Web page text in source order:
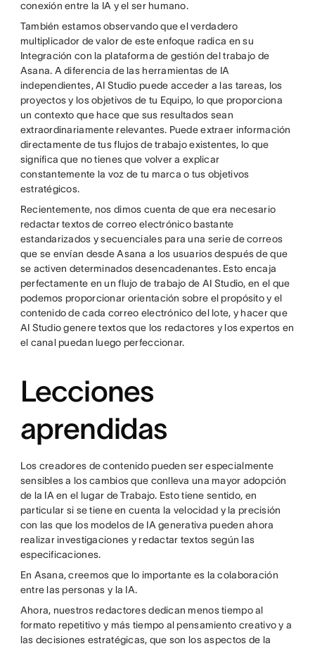
conexión entre la IA y el ser humano.
También estamos observando que el verdadero
multiplicador de valor de este enfoque radica en su
Integración con la plataforma de gestión del trabajo de
Asana. A diferencia de las herramientas de IA
independientes, AI Studio puede acceder a las tareas, los
proyectos y los objetivos de tu Equipo, lo que proporciona
un contexto que hace que sus resultados sean
extraordinariamente relevantes. Puede extraer información
directamente de tus flujos de trabajo existentes, lo que
significa que no tienes que volver a explicar
constantemente la voz de tu marca o tus objetivos
estratégicos.
Recientemente, nos dimos cuenta de que era necesario
redactar textos de correo electrónico bastante
estandarizados y secuenciales para una serie de correos
que se envían desde Asana a los usuarios después de que
se activen determinados desencadenantes. Esto encaja
perfectamente en un flujo de trabajo de AI Studio, en el que
podemos proporcionar orientación sobre el propósito y el
contenido de cada correo electrónico del lote, y hacer que
AI Studio genere textos que los redactores y los expertos en
el canal puedan luego perfeccionar.
Lecciones
aprendidas
Los creadores de contenido pueden ser especialmente
sensibles a los cambios que conlleva una mayor adopción
de la IA en el lugar de Trabajo. Esto tiene sentido, en
particular si se tiene en cuenta la velocidad y la precisión
con las que los modelos de IA generativa pueden ahora
realizar investigaciones y redactar textos según las
especificaciones.
En Asana, creemos que lo importante es la colaboración
entre las personas y la IA.
Ahora, nuestros redactores dedican menos tiempo al
formato repetitivo y más tiempo al pensamiento creativo y a
las decisiones estratégicas, que son los aspectos de la